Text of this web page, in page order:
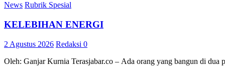
News Rubrik Spesial
KELEBIHAN ENERGI
2 Agustus 2026 Redaksi 0
Oleh: Ganjar Kurnia Terasjabar.co – Ada orang yang bangun di dua